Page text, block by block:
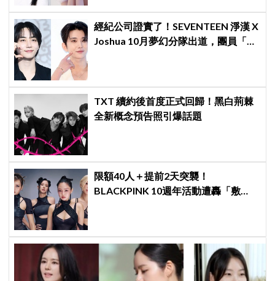
經紀公司證實了！SEVENTEEN 淨漢 X
Joshua 10月夢幻分隊出道，團員「最
TXT 續約後首度正式回歸！黑白荊棘
全新概念預告照引爆話題
限額40人＋提前2天突襲！
BLACKPINK 10週年活動遭轟「敷